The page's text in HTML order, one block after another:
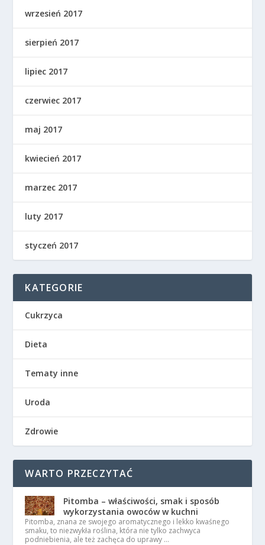
wrzesień 2017
sierpień 2017
lipiec 2017
czerwiec 2017
maj 2017
kwiecień 2017
marzec 2017
luty 2017
styczeń 2017
KATEGORIE
Cukrzyca
Dieta
Tematy inne
Uroda
Zdrowie
WARTO PRZECZYTAĆ
Pitomba – właściwości, smak i sposób
wykorzystania owoców w kuchni
Pitomba, znana ze swojego aromatycznego i lekko kwaśnego
smaku, to niezwykła roślina, która nie tylko zachwyca
podniebienia, ale też zachęca do uprawy …